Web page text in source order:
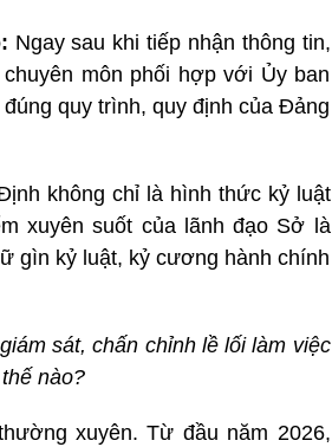
Ngay sau khi tiếp nhận thông tin,
môn phối hợp với Ủy ban
quy trình, quy định của Đảng
không chỉ là hình thức kỷ luật
xuyên suốt của lãnh đạo Sở là
gìn kỷ luật, kỷ cương hành chính
sát, chấn chỉnh lề lối làm việc
nào?
xuyên. Từ đầu năm 2026,